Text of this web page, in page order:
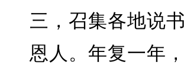
三，召集各地说
恩人。年复一年